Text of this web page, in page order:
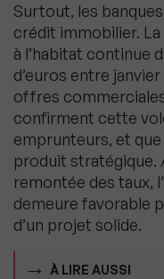
Surtout, les
crédit immobilier.
à l’habitat continue
d’euros entre
offres
confirment cette
emprunteurs, et
produit stratégique.
remontée des taux,
demeure favorable
d’un projet solide.
À LIRE AUSSI